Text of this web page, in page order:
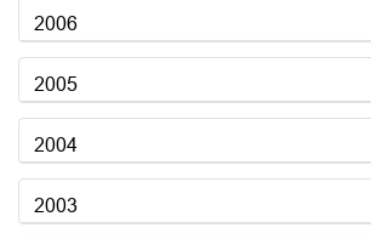
2006
2005
2004
2003